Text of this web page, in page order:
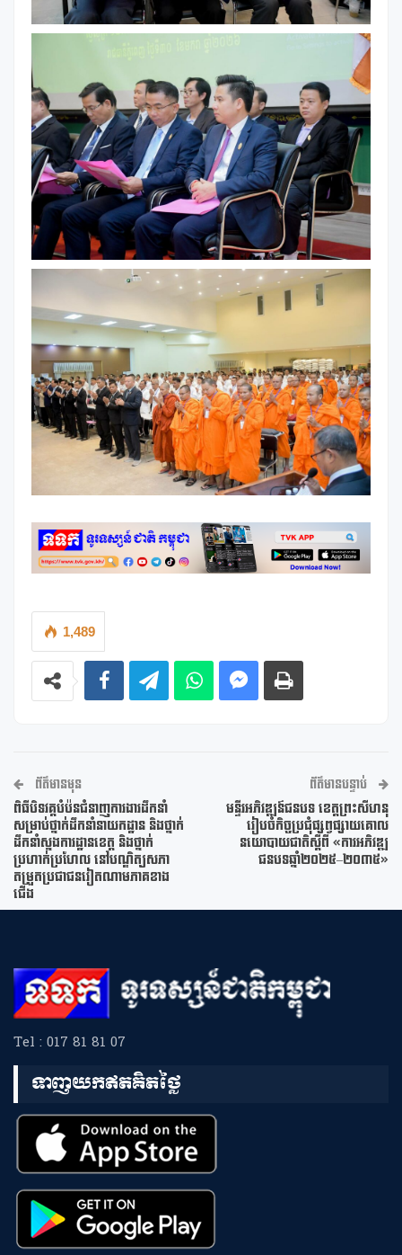
1,489
ព័ត៌មានមុន
ពិធីបិទវគ្គបំប៉នជំនាញការងារដឹកនាំ
សម្រាប់ថ្នាក់ដឹកនាំនាយកដ្ឋាន និងថ្នាក់
ដឹកនាំស្នងការដ្ឋានខេត្ត និងថ្នាក់
ប្រហាក់ប្រហែល នៅបណ្ឌិត្យសភា
តម្រួតប្រជាជនវៀតណាមភាគខាង
ជើង
ព័ត៌មានបន្ទាប់
មន្ទីរអភិវឌ្ឍន៍ជនបទ ខេត្តព្រះសីហនុ
រៀបចំកិច្ចប្រជុំផ្សព្វផ្សាយគោល
នយោបាយជាតិស្តីពី «ការអភិវឌ្ឍ
ជនបទឆ្នាំ២០២៥–២០៣៥»
Tel : 017 81 81 07
ទាញយកឥតគិតថ្លៃ